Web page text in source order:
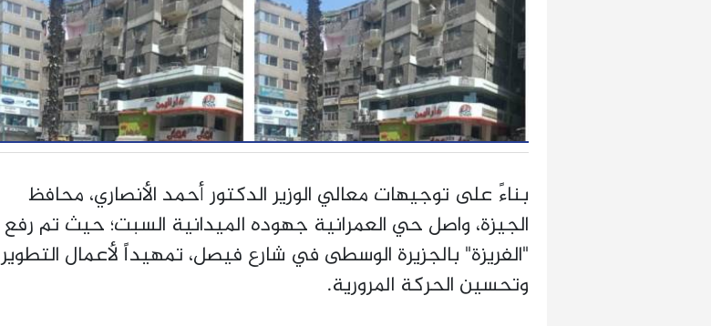
بناءً على توجيهات معالي الوزير الدكتور أحمد الأنصاري، محافظ
الجيزة، واصل حي العمرانية جهوده الميدانية السبت؛ حيث تم رفع
"الفريزة" بالجزيرة الوسطى في شارع فيصل، تمهيداً لأعمال التطوير
وتحسين الحركة المرورية.